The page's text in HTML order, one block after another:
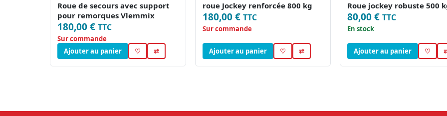
Roue de secours avec support
pour remorques Vlemmix
180,00 € TTC
Sur commande
Ajouter au panier
♡ ⇄
roue Jockey renforcée 800 kg
180,00 € TTC
Sur commande
Ajouter au panier ♡ ⇄
Roue jockey robuste 500
80,00 € TTC
En stock
Ajouter au panier ♡